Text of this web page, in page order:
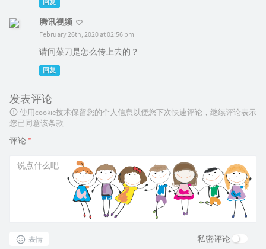
回复
腾讯视频
February 26th, 2020 at 02:56 pm
请问菜刀是怎么传上去的？
回复
发表评论
使用cookie技术保留您的个人信息以便您下次快速评论，继续评论表示
您已同意该条款
评论 *
表情 私密评论